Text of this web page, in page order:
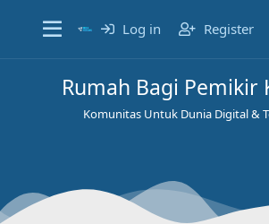
Log in Register
Rumah Bagi Pemikir
Komunitas Untuk Dunia Digital &